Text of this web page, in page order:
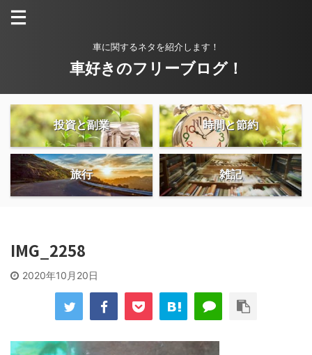
車に関するネタを紹介します！
車好きのフリーブログ！
投資と副業 時間と節約
旅行 雑記
IMG_2258
2020年10月20日